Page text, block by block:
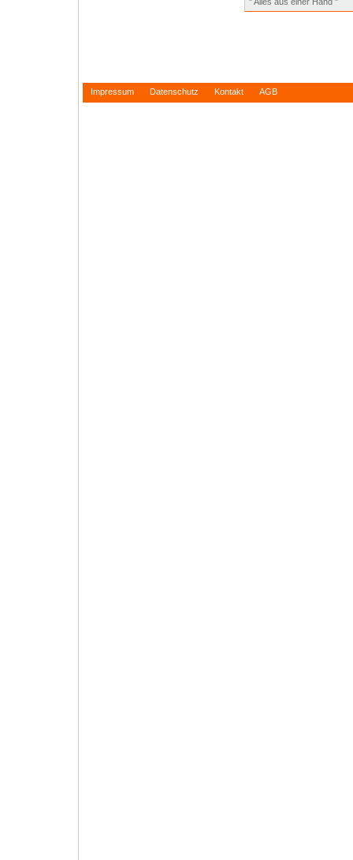
Impressum Datenschutz Kontakt AGB